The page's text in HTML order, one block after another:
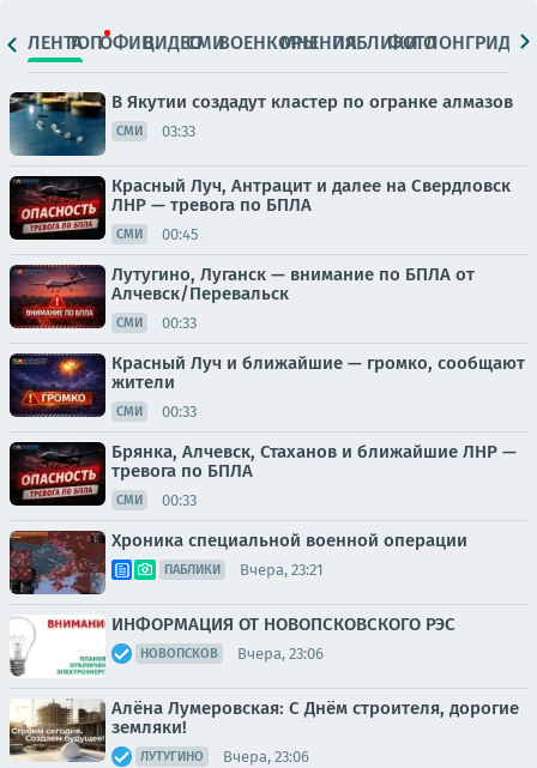
ЛЕНТАТОПОФИЦ.ВИДЕОСМИВОЕНКОРЫМНЕНИЯПАБЛИКИ
ФОТОЛОНГРИДЫ
В Якутии создадут кластер по огранке алмазов
СМИ 03:33
Красный Луч, Антрацит и далее на Свердловск
ЛНР — тревога по БПЛА
СМИ 00:45
Лутугино, Луганск — внимание по БПЛА от
Алчевск/Перевальск
СМИ 00:33
Красный Луч и ближайшие — громко, сообщают
жители
СМИ 00:33
Брянка, Алчевск, Стаханов и ближайшие ЛНР —
тревога по БПЛА
СМИ 00:33
Хроника специальной военной операции
ПАБЛИКИ Вчера, 23:21
ИНФОРМАЦИЯ ОТ НОВОПСКОВСКОГО РЭС
НОВОПСКОВ Вчера, 23:06
Алёна Лумеровская: С Днём строителя, дорогие
земляки!
ЛУТУГИНО Вчера, 23:06